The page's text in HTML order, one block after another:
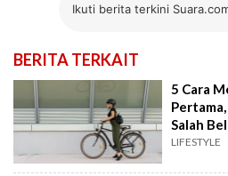
Ikuti berita terkini
BERITA TERKAIT
5 Cara
Salah
LIFESTYLE